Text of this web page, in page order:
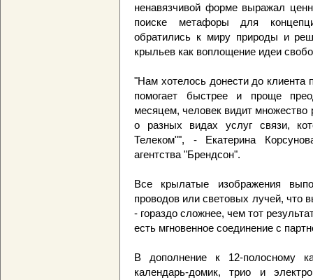
ненавязчивой форме выражал
поиске метафоры для
обратились к миру природы и
крыльев как воплощение идеи
"Нам хотелось донести до клиента
помогает быстрее и проще
месяцем, человек видит множество
о разных видах услуг связи,
Телеком"", - Екатерина
агентства "Брендсон".
Все крылатые изображения
проводов или световых лучей, что
- гораздо сложнее, чем тот
есть мгновенное соединение с
В дополнение к 12-полосному
календарь-домик, трио и